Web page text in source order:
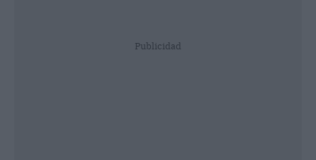
Publicidad